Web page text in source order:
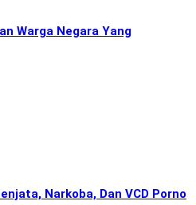
Warga Negara Yang
Narkoba, Dan VCD Porno